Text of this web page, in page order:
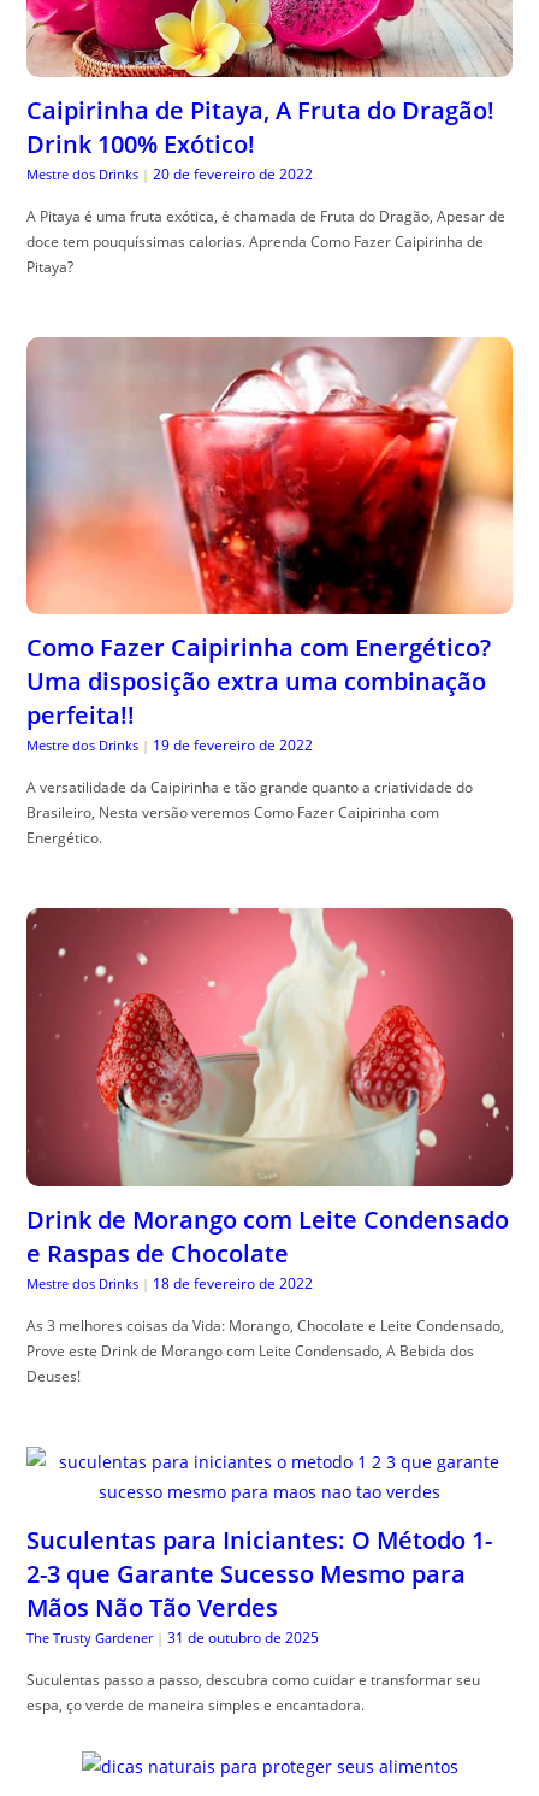
Caipirinha de Pitaya, A Fruta do Dragão!
Drink 100% Exótico!
Mestre dos Drinks | 20 de fevereiro de 2022
A Pitaya é uma fruta exótica, é chamada de Fruta do Dragão, Apesar de
doce tem pouquíssimas calorias. Aprenda Como Fazer Caipirinha de
Pitaya?
Como Fazer Caipirinha com Energético?
Uma disposição extra uma combinação
perfeita!!
Mestre dos Drinks | 19 de fevereiro de 2022
A versatilidade da Caipirinha e tão grande quanto a criatividade do
Brasileiro, Nesta versão veremos Como Fazer Caipirinha com
Energético.
Drink de Morango com Leite Condensado
e Raspas de Chocolate
Mestre dos Drinks | 18 de fevereiro de 2022
As 3 melhores coisas da Vida: Morango, Chocolate e Leite Condensado,
Prove este Drink de Morango com Leite Condensado, A Bebida dos
Deuses!
Suculentas para Iniciantes: O Método 1-
2-3 que Garante Sucesso Mesmo para
Mãos Não Tão Verdes
The Trusty Gardener | 31 de outubro de 2025
Suculentas passo a passo, descubra como cuidar e transformar seu
espa, ço verde de maneira simples e encantadora.